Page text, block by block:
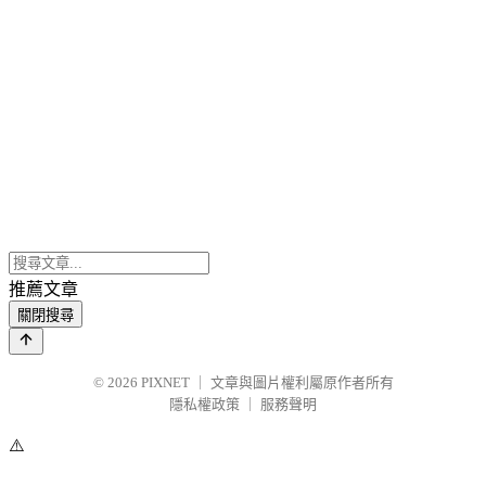
推薦文章
關閉搜尋
© 2026 PIXNET
文章與圖片權利屬原作者所有
隱私權政策
服務聲明
⚠️